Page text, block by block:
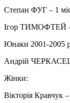
Степан ФУГ – 1
Ігор ТИМОФТЕЙ –
Юнаки 2001-2005
Андрій
Жінки:
Вікторія Кравчук –